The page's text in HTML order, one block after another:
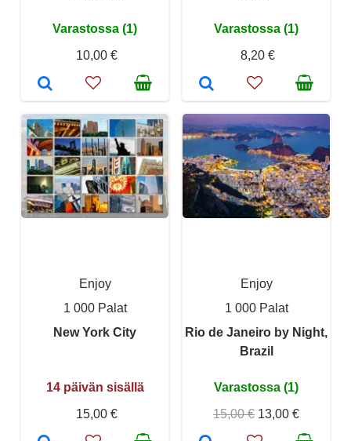
Varastossa (1)
10,00 €
Varastossa (1)
8,20 €
Enjoy
1 000 Palat
New York City
14 päivän sisällä
15,00 €
Enjoy
1 000 Palat
Rio de Janeiro by Night,
Brazil
Varastossa (1)
15,00 € 13,00 €